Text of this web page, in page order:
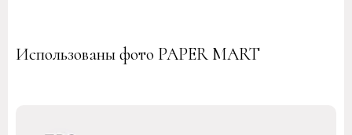
Использованы фото PAPER MART